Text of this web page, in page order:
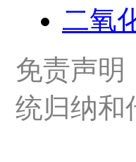
二氧
免责声明
统归纳和